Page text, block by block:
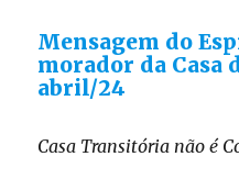
Mensagem do
morador da Casa
abril/24
Casa Transitória não é